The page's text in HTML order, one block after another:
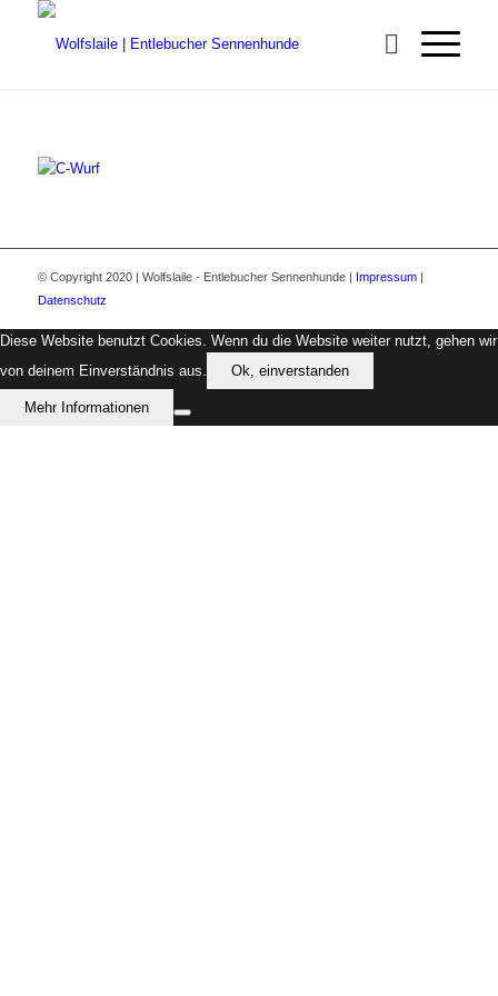
© Copyright 2020 | Wolfslaile - Entlebucher Sennenhunde | Impressum|
Datenschutz
Diese Website benutzt Cookies. Wenn du die Website weiter nutzt, gehen wir
von deinem Einverständnis aus.
Ok, einverstanden
Mehr Informationen